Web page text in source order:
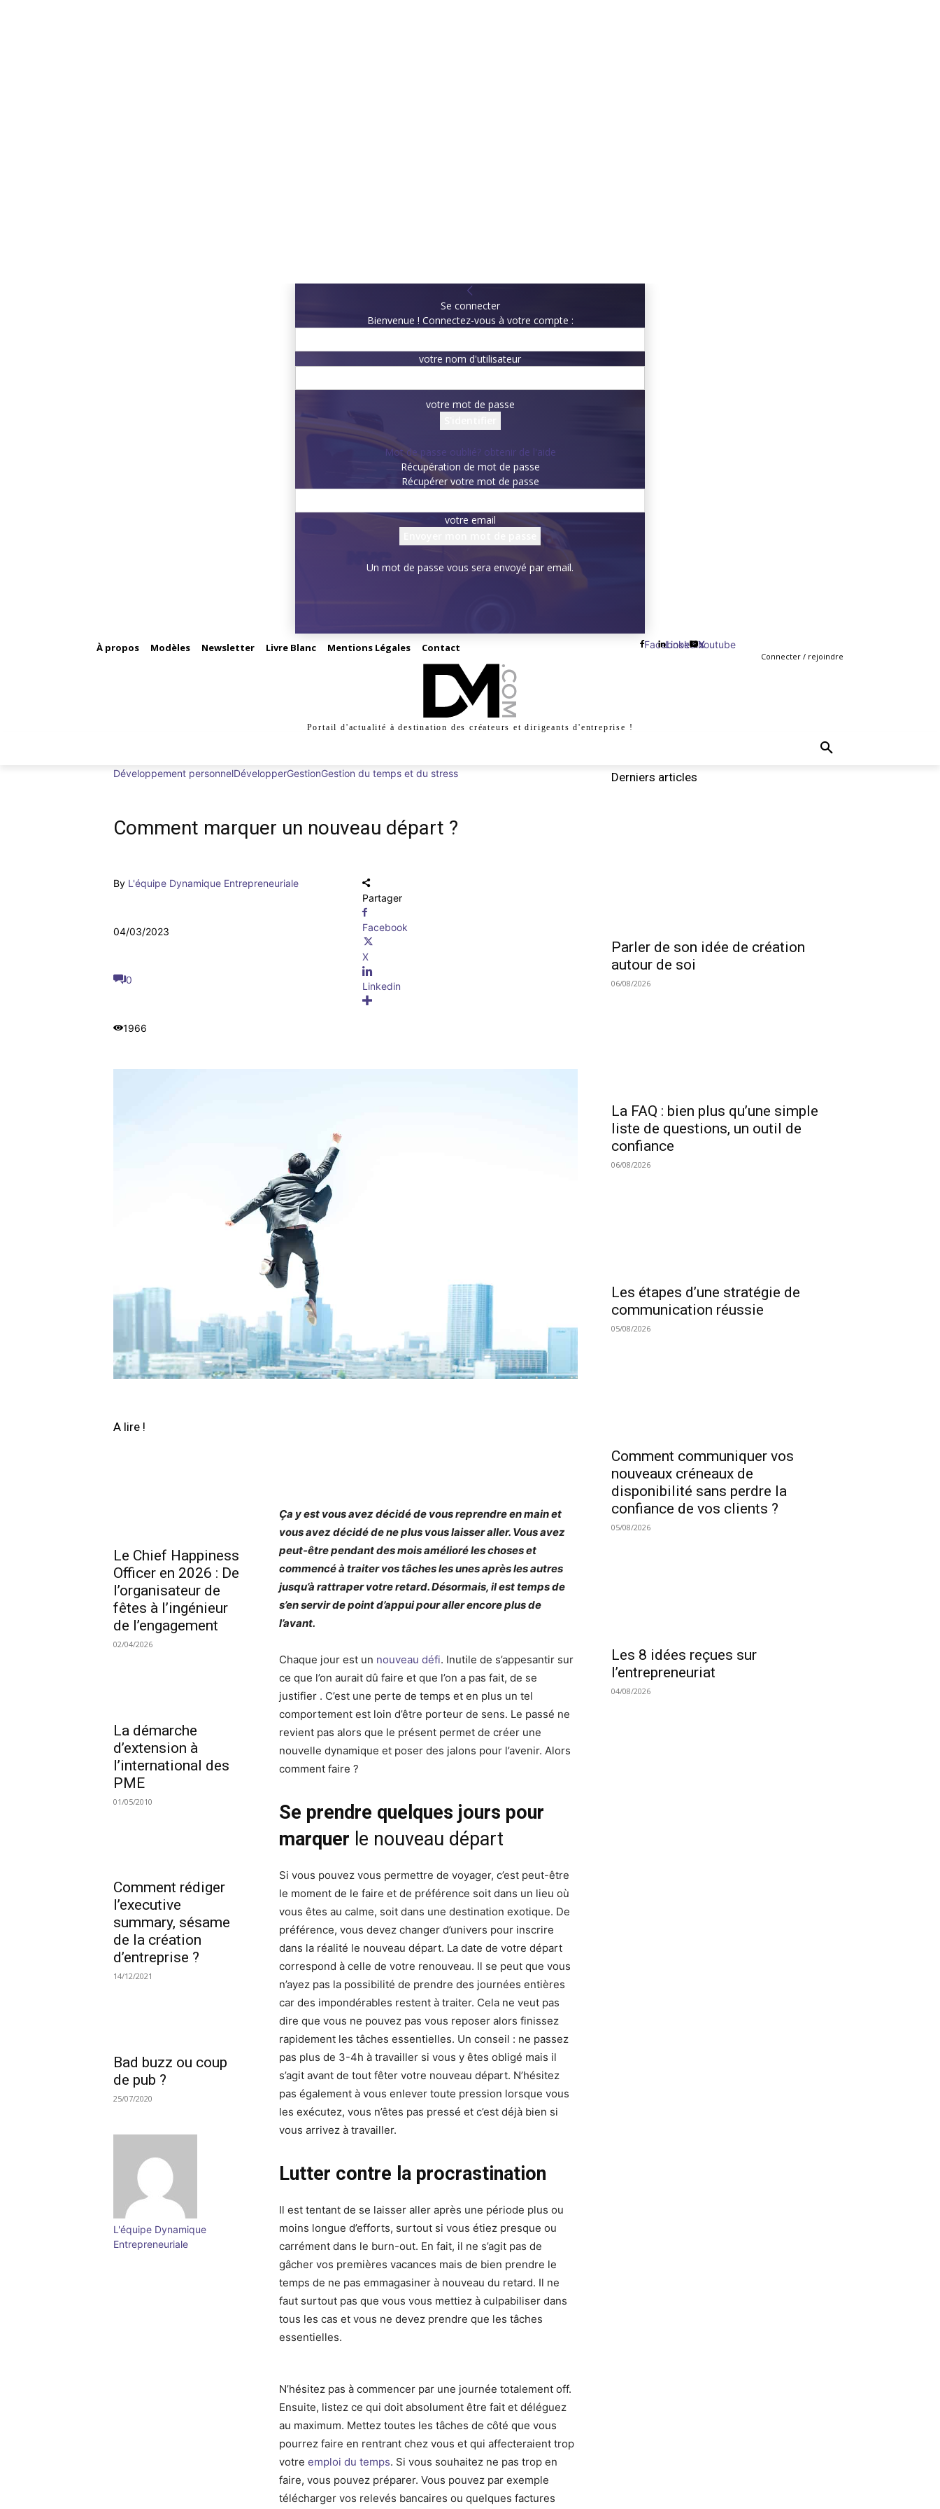
Se connecter
Bienvenue ! Connectez-vous à votre compte :
votre nom d'utilisateur
votre mot de passe
Mot de passe oublié? obtenir de l'aide
Récupération de mot de passe
Récupérer votre mot de passe
votre email
Un mot de passe vous sera envoyé par email.
À propos Modèles Newsletter Livre Blanc Mentions Légales Contact Facebook
Linkedin
X
Youtube
Connecter / rejoindre
Portail d'actualité à destination des créateurs et dirigeants d'entreprise !
Développement personnelDévelopperGestionGestion du temps et du stress
Comment marquer un nouveau départ ?
By L'équipe Dynamique Entrepreneuriale
04/03/2023
0
1966
Partager
Facebook
X
Linkedin
A lire !
Le Chief Happiness
Officer en 2026 : De
l’organisateur de
fêtes à l’ingénieur
de l’engagement
02/04/2026
La démarche
d’extension à
l’international des
PME
01/05/2010
Comment rédiger
l’executive
summary, sésame
de la création
d’entreprise ?
14/12/2021
Bad buzz ou coup
de pub ?
25/07/2020
L'équipe Dynamique
Entrepreneuriale
Ça y est vous avez décidé de vous reprendre en main et
vous avez décidé de ne plus vous laisser aller. Vous avez
peut-être pendant des mois amélioré les choses et
commencé à traiter vos tâches les unes après les autres
jusqu’à rattraper votre retard. Désormais, il est temps de
s’en servir de point d’appui pour aller encore plus de
l’avant.
Chaque jour est un nouveau défi. Inutile de s’appesantir sur
ce que l’on aurait dû faire et que l’on a pas fait, de se
justifier . C’est une perte de temps et en plus un tel
comportement est loin d’être porteur de sens. Le passé ne
revient pas alors que le présent permet de créer une
nouvelle dynamique et poser des jalons pour l’avenir. Alors
comment faire ?
Se prendre quelques jours pour
marquer le nouveau départ
Si vous pouvez vous permettre de voyager, c’est peut-être
le moment de le faire et de préférence soit dans un lieu où
vous êtes au calme, soit dans une destination exotique. De
préférence, vous devez changer d’univers pour inscrire
dans la réalité le nouveau départ. La date de votre départ
correspond à celle de votre renouveau. Il se peut que vous
n’ayez pas la possibilité de prendre des journées entières
car des impondérables restent à traiter. Cela ne veut pas
dire que vous ne pouvez pas vous reposer alors finissez
rapidement les tâches essentielles. Un conseil : ne passez
pas plus de 3-4h à travailler si vous y êtes obligé mais il
s’agit avant de tout fêter votre nouveau départ. N’hésitez
pas également à vous enlever toute pression lorsque vous
les exécutez, vous n’êtes pas pressé et c’est déjà bien si
vous arrivez à travailler.
Lutter contre la procrastination
Il est tentant de se laisser aller après une période plus ou
moins longue d’efforts, surtout si vous étiez presque ou
carrément dans le burn-out. En fait, il ne s’agit pas de
gâcher vos premières vacances mais de bien prendre le
temps de ne pas emmagasiner à nouveau du retard. Il ne
faut surtout pas que vous vous mettiez à culpabiliser dans
tous les cas et vous ne devez prendre que les tâches
essentielles.
N’hésitez pas à commencer par une journée totalement off.
Ensuite, listez ce qui doit absolument être fait et déléguez
au maximum. Mettez toutes les tâches de côté que vous
pourrez faire en rentrant chez vous et qui affecteraient trop
votreemploi du temps. Si vous souhaitez ne pas trop en
faire, vous pouvez préparer. Vous pouvez par exemple
télécharger vos relevés bancaires ou quelques factures
Derniers articles
Parler de son idée de création
autour de soi
06/08/2026
La FAQ : bien plus qu’une simple
liste de questions, un outil de
confiance
06/08/2026
Les étapes d’une stratégie de
communication réussie
05/08/2026
Comment communiquer vos
nouveaux créneaux de
disponibilité sans perdre la
confiance de vos clients ?
05/08/2026
Les 8 idées reçues sur
l’entrepreneuriat
04/08/2026